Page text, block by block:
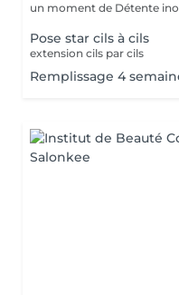
un moment de Détente
Pose star cils à cils
extension cils par cils
Remplissage 4